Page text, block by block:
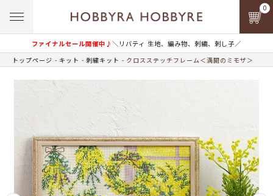
ファイナルセール開催中♪＼リバティ 生地、編み物、刺繍、刺し子／
0
トップページ キット 刺繍キット クロスステッチフレーム＜満開のミモザ＞